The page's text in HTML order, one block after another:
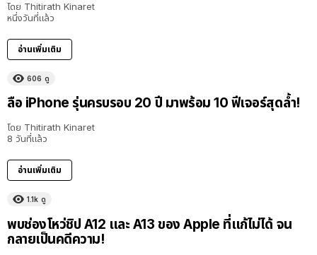
โดย Thitirath Kinaret
หนึ่งวันที่แล้ว
อ่านเพิ่มเติม
606 ดู
ลือ iPhone รุ่นครบรอบ 20 ปี มาพร้อม 10 ฟีเจอร์สุดล้ำ!
โดย Thitirath Kinaret
8 วันที่แล้ว
อ่านเพิ่มเติม
1.1k ดู
พบช่องโหว่ชิป A12 และ A13 ของ Apple ที่แก้ไม่ได้ จน
กลายเป็นคดีความ!